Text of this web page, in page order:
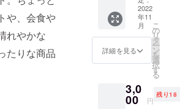
や、会食や
れやかな
たりな商品
ウエッ
ティッ
シュ10
個 ・お
礼メッ
セージ
2022
年11
月
詳細を見る
こ
の
リ
タ
ー
ン
を
選
択
す
る
3,0
00 円
残り18